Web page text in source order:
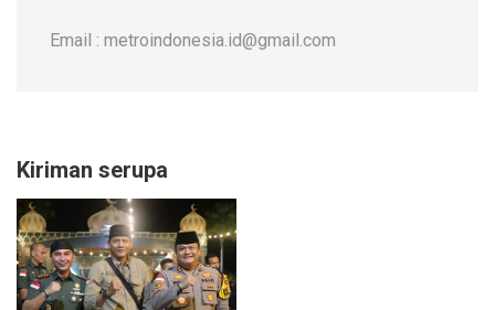
Email : metroindonesia.id@gmail.com
Kiriman serupa